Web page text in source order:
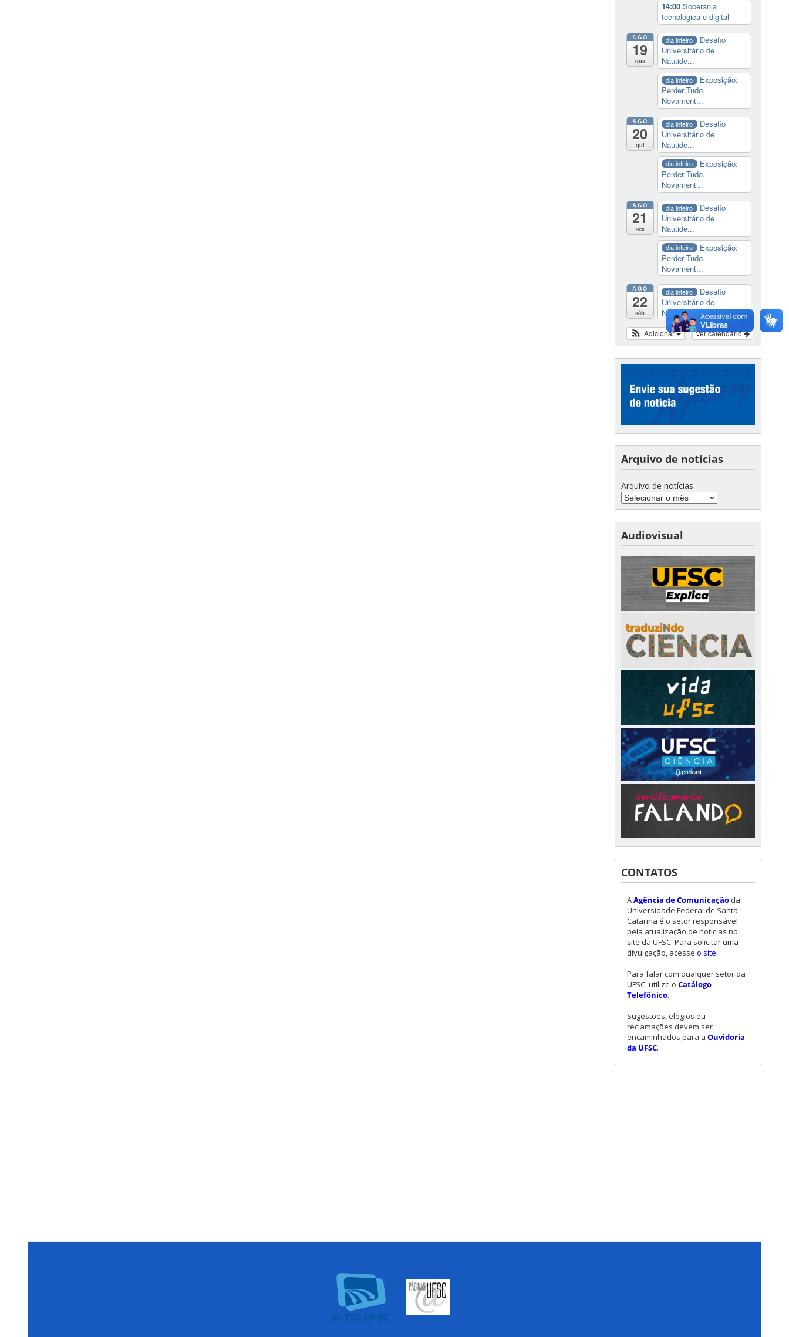
14:00 Soberania
tecnológica e digital
AGO
19
qua
dia inteiro
Desafio
Universitário de
Nautide...
dia inteiro
Exposição:
Perder Tudo.
Novament...
AGO
20
qui
dia inteiro
Desafio
Universitário de
Nautide...
dia inteiro
Exposição:
Perder Tudo.
Novament...
AGO
21
sex
dia inteiro
Desafio
Universitário de
Nautide...
dia inteiro
Exposição:
Perder Tudo.
Novament...
AGO
22
sáb
dia inteiro
Desafio
Universitário de
Nautide...
Ver calendário
Adicionar
Arquivo de notícias
Arquivo de notícias
Audiovisual
CONTATOS
AAgência de Comunicação da
Universidade Federal de Santa
Catarina é o setor responsável
pela atualização de notícias no
site da UFSC. Para solicitar uma
divulgação, acesse o site.
Para falar com qualquer setor da
UFSC, utilize o Catálogo
Telefônico.
Sugestões, elogios ou
reclamações devem ser
encaminhados para a Ouvidoria
da UFSC.